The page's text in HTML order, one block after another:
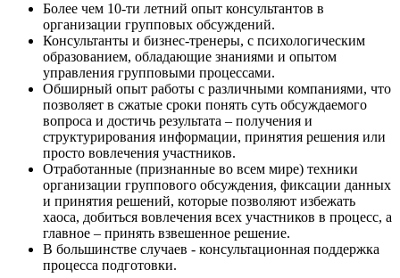
Более чем 10-ти летний опыт консультантов в
организации групповых обсуждений.
Консультанты и бизнес-тренеры, с психологическим
образованием, обладающие знаниями и опытом
управления групповыми процессами.
Обширный опыт работы с различными компаниями, что
позволяет в сжатые сроки понять суть обсуждаемого
вопроса и достичь результата – получения и
структурирования информации, принятия решения или
просто вовлечения участников.
Отработанные (признанные во всем мире) техники
организации группового обсуждения, фиксации данных
и принятия решений, которые позволяют избежать
хаоса, добиться вовлечения всех участников в процесс, а
главное – принять взвешенное решение.
В большинстве случаев - консультационная поддержка
процесса подготовки.